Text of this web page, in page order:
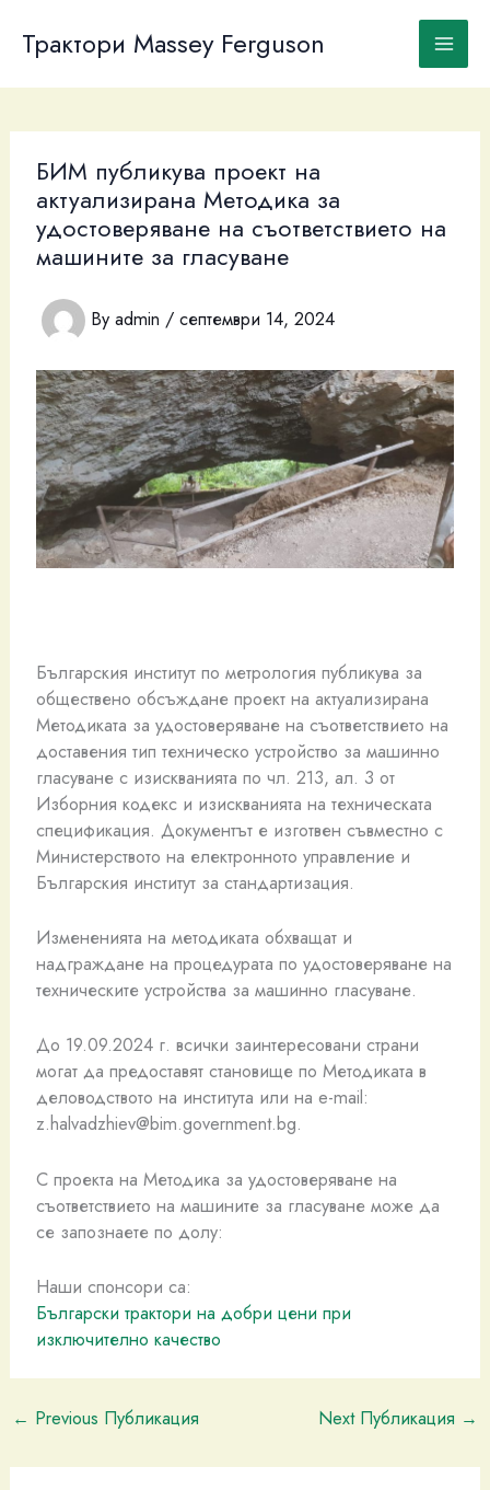
content
Трактори Massey Ferguson
БИМ публикува проект на
актуализирана Методика за
удостоверяване на съответствието на
машините за гласуване
By admin / септември 14, 2024
Българския институт по метрология публикува за
обществено обсъждане проект на актуализирана
Методиката за удостоверяване на съответствието на
доставения тип техническо устройство за машинно
гласуване с изискванията по чл. 213, ал. 3 от
Изборния кодекс и изискванията на техническата
спецификация. Документът е изготвен съвместно с
Министерството на електронното управление и
Българския институт за стандартизация.
Измененията на методиката обхващат и
надграждане на процедурата по удостоверяване на
техническите устройства за машинно гласуване.
До 19.09.2024 г. всички заинтересовани страни
могат да предоставят становище по Методиката в
деловодството на института или на e-mail:
z.halvadzhiev@bim.government.bg.
С проекта на Методика за удостоверяване на
съответствието на машините за гласуване може да
се запознаете по долу:
Наши спонсори са:
Български трактори на добри цени при
изключително качество
← Previous Публикация Next Публикация →